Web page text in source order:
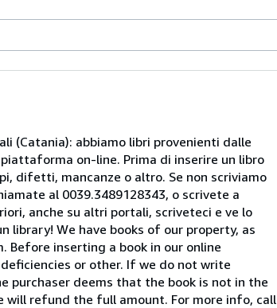
(Catania): abbiamo libri provenienti dalle
on-line. Prima di inserire un libro
difetti, mancanze o altro. Se non scriviamo
al 0039.3489128343, o scrivete a
anche su altri portali, scriveteci e ve lo
library! We have books of our property, as
inserting a book in our online
or other. If we do not write
purchaser deems that the book is not in the
will refund the full amount. For more info, call